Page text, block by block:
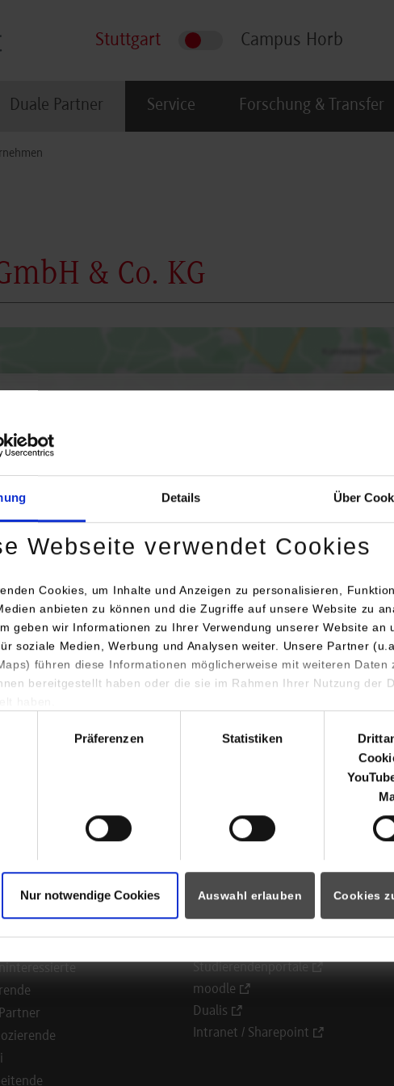
Details Über
Webseite verwendet Cookies
Cookies, um Inhalte und Anzeigen zu personalisieren,
anbieten zu können und die Zugriffe auf unsere Website zu
geben wir Informationen zu Ihrer Verwendung unserer Website an
soziale Medien, Werbung und Analysen weiter. Unsere Partner
führen diese Informationen möglicherweise mit weiteren Daten
bereitgestellt haben oder die sie im Rahmen Ihrer Nutzung der
Präferenzen Statistiken
Nur notwendige Cookies Auswahl erlauben Cookies
Stuttgart Campus Horb
Duale Partner Service Forschung & Transfer
& Co. KG
der Karte werden Daten automatisiert an Google Maps übertragen.
Dauerhaft aktivieren Einmalig aktivieren
Anschrift / Ansprechperson Bemerkungen
für Portale
Studierendenportale
moodle
Dualis
Intranet / Sharepoint